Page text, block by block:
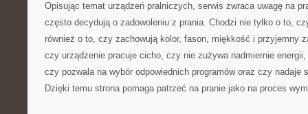
Opisując temat urządzeń pralniczych, serwis zwraca uwagę na
często decydują o zadowoleniu z prania. Chodzi nie tylko o to,
również o to, czy zachowują kolor, fason, miękkość i przyjemny
czy urządzenie pracuje cicho, czy nie zużywa nadmiernie energii,
czy pozwala na wybór odpowiednich programów oraz czy nadaje
Dzięki temu strona pomaga patrzeć na pranie jako na proces